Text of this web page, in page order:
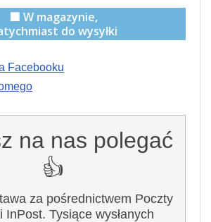
🟩 W magazynie,
do wysyłki
Facebooku
na nas polegać
👍
za pośrednictwem Poczty
InPost. Tysiące wysłanych